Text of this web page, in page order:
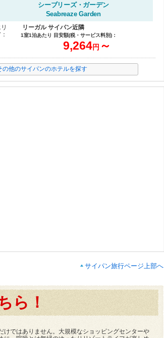
シーブリーズ・ガーデン
Seabreaze Garden
リーガル サイパン近隣
1室1泊あたり 目安額(税・サービス料別)：
9,264円 ～
の他のサイパンのホテルを探す
サイパン旅行ページ上部へ
ら！
けではありません。大規模なショッピングセンターや